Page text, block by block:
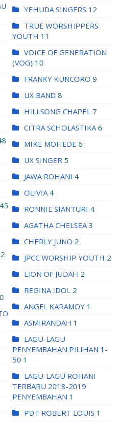
45
YEHUDA SINGERS 12
TRUE WORSHIPPERS
YOUTH 11
VOICE OF GENERATION
(VOG) 10
FRANKY KUNCORO 9
UX BAND 8
HILLSONG CHAPEL 7
CITRA SCHOLASTIKA 6
MIKE MOHEDE 6
UX SINGER 5
JAWA ROHANI 4
OLIVIA 4
RONNIE SIANTURI 4
AGATHA CHELSEA 3
CHERLY JUNO 2
JPCC WORSHIP YOUTH 2
LION OF JUDAH 2
REGINA IDOL 2
ANGEL KARAMOY 1
ASMIRANDAH 1
LAGU-LAGU
PENYEMBAHAN PILIHAN 1-
50 1
LAGU-LAGU ROHANI
TERBARU 2018-2019
PENYEMBAHAN 1
PDT ROBERT LOUIS 1